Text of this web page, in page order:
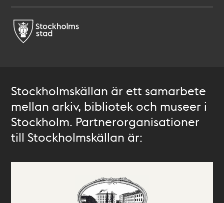
Stockholmskällan är ett samarbete
mellan arkiv, bibliotek och museer i
Stockholm. Partnerorganisationer
till Stockholmskällan är: